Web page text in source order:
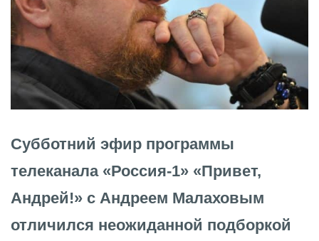
Субботний эфир программы
телеканала «Россия-1» «Привет,
Андрей!» с Андреем Малаховым
отличился неожиданной подборкой